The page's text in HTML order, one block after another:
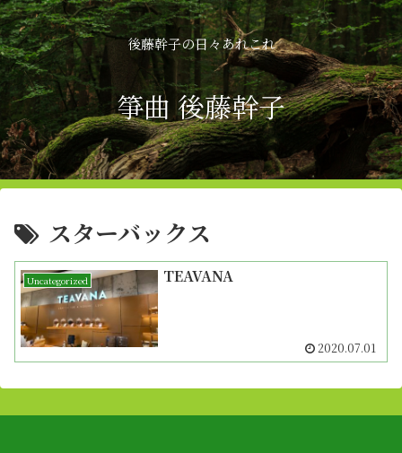
後藤幹子の日々あれこれ
箏曲 後藤幹子
スターバックス
Uncategorized TEAVANA
2020.07.01